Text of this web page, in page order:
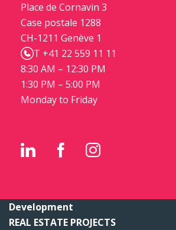
Place de Cornavin 3
Case postale 1288
CH-1211 Genève 1
T +41 22 559 11 11
8:30 AM – 12:30 PM
1:30 PM – 5:00 PM
Monday to Friday
Development
REAL ESTATE PROJECTS